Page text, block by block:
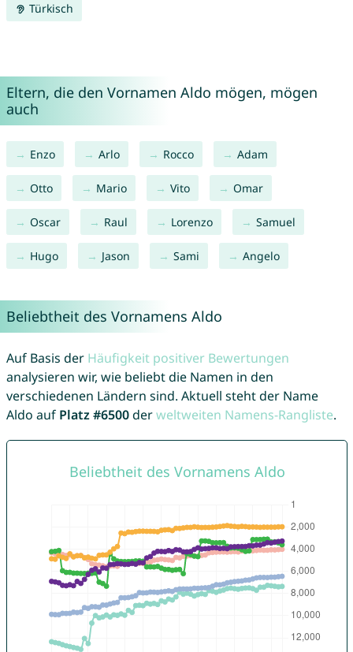
Türkisch
Eltern, die den Vornamen Aldo mögen, mögen
auch
Enzo Arlo Rocco Adam
Otto Mario Vito Omar
Oscar Raul Lorenzo Samuel
Hugo Jason Sami Angelo
Beliebtheit des Vornamens Aldo
Auf Basis der Häufigkeit positiver Bewertungen
analysieren wir, wie beliebt die Namen in den
verschiedenen Ländern sind. Aktuell steht der Name
Aldo auf Platz #6500derweltweiten Namens-Rangliste.